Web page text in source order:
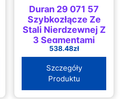
Duran 29 071 57
Szybkozłącze Ze
Stali Nierdzewnej Z
3 Segmentami
Mocującymi 150
Kołnierza
538.48zł
Szczegóły
Produktu